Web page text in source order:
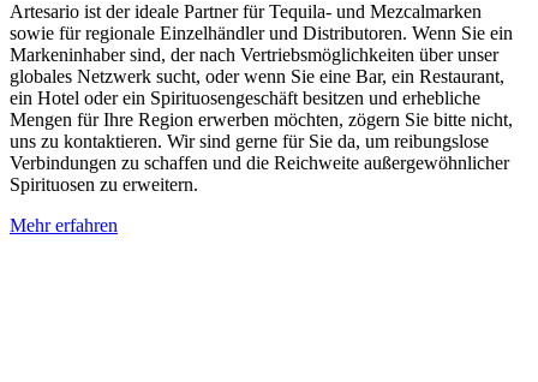
Artesario ist der ideale Partner für Tequila- und Mezcalmarken
sowie für regionale Einzelhändler und Distributoren. Wenn Sie ein
Markeninhaber sind, der nach Vertriebsmöglichkeiten über unser
globales Netzwerk sucht, oder wenn Sie eine Bar, ein Restaurant,
ein Hotel oder ein Spirituosengeschäft besitzen und erhebliche
Mengen für Ihre Region erwerben möchten, zögern Sie bitte nicht,
uns zu kontaktieren. Wir sind gerne für Sie da, um reibungslose
Verbindungen zu schaffen und die Reichweite außergewöhnlicher
Spirituosen zu erweitern.
Mehr erfahren